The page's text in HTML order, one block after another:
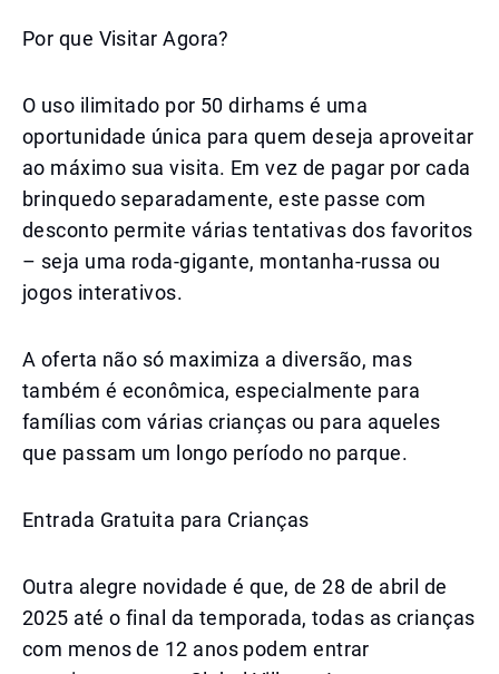
Por que Visitar Agora?
O uso ilimitado por 50 dirhams é uma
oportunidade única para quem deseja aproveitar
ao máximo sua visita. Em vez de pagar por cada
brinquedo separadamente, este passe com
desconto permite várias tentativas dos favoritos
– seja uma roda-gigante, montanha-russa ou
jogos interativos.
A oferta não só maximiza a diversão, mas
também é econômica, especialmente para
famílias com várias crianças ou para aqueles
que passam um longo período no parque.
Entrada Gratuita para Crianças
Outra alegre novidade é que, de 28 de abril de
2025 até o final da temporada, todas as crianças
com menos de 12 anos podem entrar